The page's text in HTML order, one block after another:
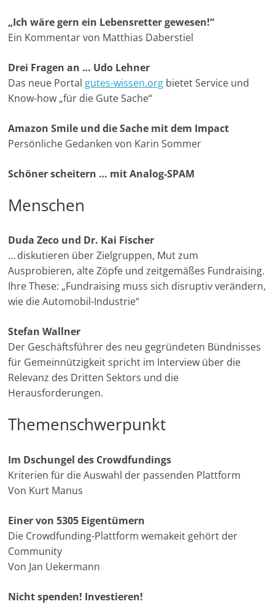
t
u
g
e
„Ich wäre gern ein Lebensretter gewesen!“
Ein Kommentar von Matthias Daberstiel
Drei Fragen an … Udo Lehner
Das neue Portal gutes-wissen.org bietet Service und
Know-how „für die Gute Sache“
Amazon Smile und die Sache mit dem Impact
Persönliche Gedanken von Karin Sommer
Schöner scheitern … mit Analog-SPAM
Menschen
Duda Zeco und Dr. Kai Fischer
… diskutieren über Zielgruppen, Mut zum
Ausprobieren, alte Zöpfe und zeitgemäßes Fundraising.
Ihre These: „Fundraising muss sich disruptiv verändern,
wie die Automobil-Industrie“
Stefan Wallner
Der Geschäftsführer des neu gegründeten Bündnisses
für Gemeinnützigkeit spricht im Interview über die
Relevanz des Dritten Sektors und die
Herausforderungen.
Themenschwerpunkt
Im Dschungel des Crowdfundings
Kriterien für die Auswahl der passenden Plattform
Von Kurt Manus
Einer von 5305 Eigentümern
Die Crowdfunding-Plattform wemakeit gehört der
Community
Von Jan Uekermann
Nicht spenden! Investieren!